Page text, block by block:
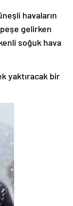
havaların
gelirken
soğuk hava
yaktıracak bir